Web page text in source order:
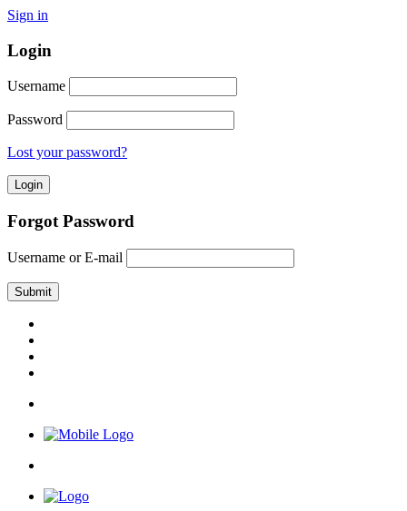
Sign in
Login
Username
Password
Lost your password?
Forgot Password
Username or E-mail